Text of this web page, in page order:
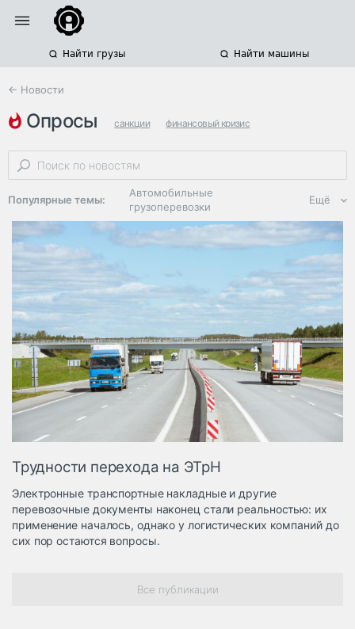
Найти грузы Найти машины
← Новости
опросы санкции финансовый кризис
международные автоперевозки
Популярные темы:
Автомобильные
грузоперевозки
Региональная
логистика
логистике
Дороги,
инфраструктура
Логистика, грузы
Негабаритные и
опасные грузы
Безопасность и
страхование
Таможня и ВЭД
Склады и
грузовые
терминалы
Коммерческий
Спецтехника
Ещё
Трудности перехода на ЭТрН
Электронные транспортные накладные и другие
перевозочные документы наконец стали реальностью: их
применение началось, однако у логистических компаний до
сих пор остаются вопросы.
Все публикации